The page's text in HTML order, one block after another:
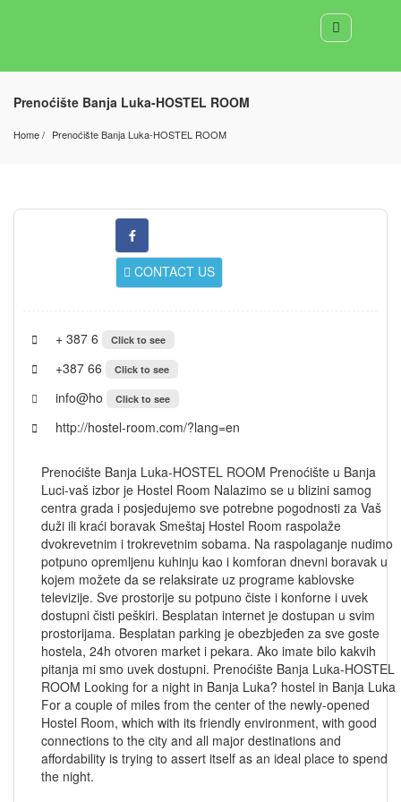
Prenoćište Banja Luka-HOSTEL ROOM
Home Prenoćište Banja Luka-HOSTEL ROOM
CONTACT US
+ 387 6 Click to see
+387 66 Click to see
info@ho Click to see
http://hostel-room.com/?lang=en
Prenoćište Banja Luka-HOSTEL ROOM Prenoćište u Banja
Luci-vaš izbor je Hostel Room Nalazimo se u blizini samog
centra grada i posjedujemo sve potrebne pogodnosti za Vaš
duži ili kraći boravak Smeštaj Hostel Room raspolaže
dvokrevetnim i trokrevetnim sobama. Na raspolaganje nudimo
potpuno opremljenu kuhinju kao i komforan dnevni boravak u
kojem možete da se relaksirate uz programe kablovske
televizije. Sve prostorije su potpuno čiste i konforne i uvek
dostupni čisti peškiri. Besplatan internet je dostupan u svim
prostorijama. Besplatan parking je obezbjeđen za sve goste
hostela, 24h otvoren market i pekara. Ako imate bilo kakvih
pitanja mi smo uvek dostupni. Prenoćište Banja Luka-HOSTEL
ROOM Looking for a night in Banja Luka? hostel in Banja Luka
For a couple of miles from the center of the newly-opened
Hostel Room, which with its friendly environment, with good
connections to the city and all major destinations and
affordability is trying to assert itself as an ideal place to spend
the night.